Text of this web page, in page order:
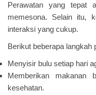
Perawatan yang tepat
memesona. Selain itu,
interaksi yang cukup.
Berikut beberapa langkah
Menyisir bulu setiap hari
Memberikan makanan
kesehatan.